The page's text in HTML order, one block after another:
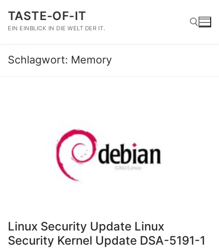
Inhalt
springen
TASTE-OF-IT
EIN EINBLICK IN DIE WELT DER IT.
Suchen nach:
Schlagwort: Memory
Linux Security Update Linux
Security Kernel Update DSA-5191-1